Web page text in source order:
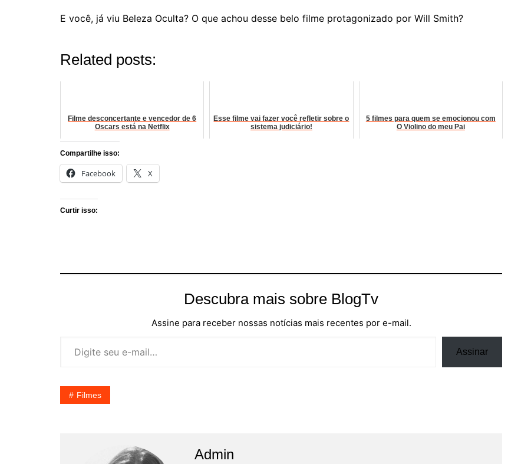
E você, já viu Beleza Oculta? O que achou desse belo filme protagonizado por Will Smith?
Related posts:
Filme desconcertante e vencedor de 6
Oscars está na Netflix
Esse filme vai fazer você refletir sobre o
sistema judiciário!
5 filmes para quem se emocionou com
O Violino do meu Pai
Compartilhe isso:
Facebook X
Curtir isso:
Descubra mais sobre BlogTv
Assine para receber nossas notícias mais recentes por e-mail.
Assinar
Filmes
Admin